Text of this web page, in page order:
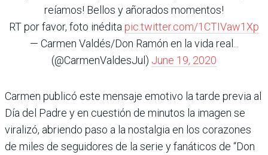
reíamos! Bellos y añorados momentos!
RT por favor, foto inédita pic.twitter.com/1CTIVaw1Xp
— Carmen Valdés/Don Ramón en la vida real...
(@CarmenValdesJul) June 19, 2020
Carmen publicó este mensaje emotivo la tarde previa al
Día del Padre y en cuestión de minutos la imagen se
viralizó, abriendo paso a la nostalgia en los corazones
de miles de seguidores de la serie y fanáticos de “Don